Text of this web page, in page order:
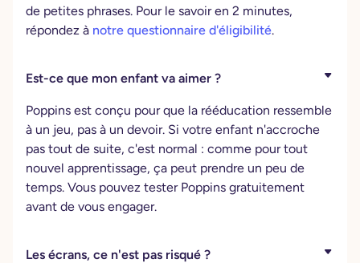
de petites phrases. Pour le savoir en 2 minutes,
répondez à notre questionnaire d'éligibilité.
Est-ce que mon enfant va aimer ?
Poppins est conçu pour que la rééducation ressemble
à un jeu, pas à un devoir. Si votre enfant n'accroche
pas tout de suite, c'est normal : comme pour tout
nouvel apprentissage, ça peut prendre un peu de
temps. Vous pouvez tester Poppins gratuitement
avant de vous engager.
Les écrans, ce n'est pas risqué ?